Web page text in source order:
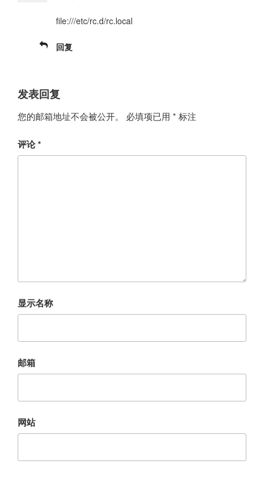
file:///etc/rc.d/rc.local
回复
发表回复
您的邮箱地址不会被公开。 必填项已用 * 标注
评论*
显示名称
邮箱
网站